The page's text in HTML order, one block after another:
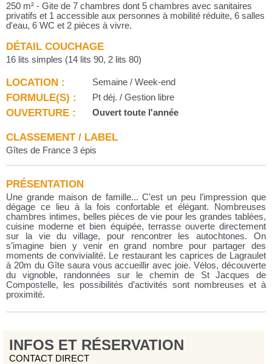
250 m² - Gite de 7 chambres dont 5 chambres avec sanitaires
privatifs et 1 accessible aux personnes à mobilité réduite, 6 salles
d'eau, 6 WC et 2 pièces à vivre.
DÉTAIL COUCHAGE
16 lits simples (14 lits 90, 2 lits 80)
LOCATION : Semaine / Week-end
FORMULE(S) : Pt déj. / Gestion libre
OUVERTURE : Ouvert toute l'année
CLASSEMENT / LABEL
Gîtes de France 3 épis
PRÉSENTATION
Une grande maison de famille... C’est un peu l’impression que
dégage ce lieu à la fois confortable et élégant. Nombreuses
chambres intimes, belles pièces de vie pour les grandes tablées,
cuisine moderne et bien équipée, terrasse ouverte directement
sur la vie du village, pour rencontrer les autochtones. On
s’imagine bien y venir en grand nombre pour partager des
moments de convivialité. Le restaurant les caprices de Lagraulet
à 20m du Gîte saura vous accueillir avec joie. Vélos, découverte
du vignoble, randonnées sur le chemin de St Jacques de
Compostelle, les possibilités d’activités sont nombreuses et à
proximité.
INFOS ET RÉSERVATION
CONTACT DIRECT